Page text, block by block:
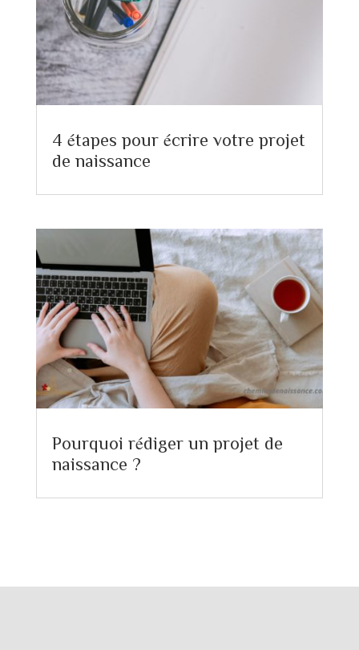
4 étapes pour écrire votre projet
de naissance
Pourquoi rédiger un projet de
naissance ?